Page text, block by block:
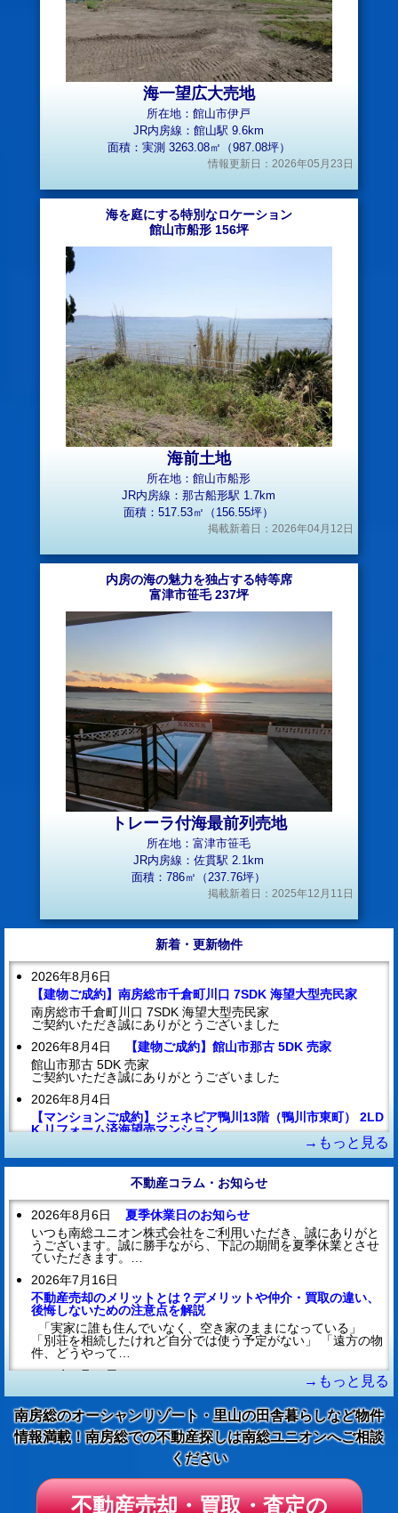
海一望広大売地
所在地：館山市伊戸
JR内房線：館山駅 9.6km
面積：実測 3263.08㎡（987.08坪）
情報更新日：2026年05月23日
海を庭にする特別なロケーション
館山市船形 156坪
海前土地
所在地：館山市船形
JR内房線：那古船形駅 1.7km
面積：517.53㎡（156.55坪）
掲載新着日：2026年04月12日
内房の海の魅力を独占する特等席
富津市笹毛 237坪
トレーラ付海最前列売地
所在地：富津市笹毛
JR内房線：佐貫駅 2.1km
面積：786㎡（237.76坪）
掲載新着日：2025年12月11日
新着・更新物件
2026年8月6日
【建物ご成約】南房総市千倉町川口 7SDK 海望大型売民家
南房総市千倉町川口 7SDK 海望大型売民家
ご契約いただき誠にありがとうございました
2026年8月4日
【建物ご成約】館山市那古 5DK 売家
館山市那古 5DK 売家
ご契約いただき誠にありがとうございました
2026年8月4日
【マンションご成約】ジェネピア鴨川13階（鴨川市東町） 2LD
K リフォーム済海望売マンション
ジェネピア鴨川13階（鴨川市東町） 2LDK リフォーム済海望売
マンション
【マンション新着】アレーヌ白浜 1DK 海一望売リゾートマン
ション
アレーヌ白浜 1DK 海一望売リゾートマンション
家族で楽しむマリンレジャーの拠点として
2026年8月2日
【マンション新着】ブランコスタ白浜 1LDK 海前売リゾートマ
ンション
ブランコスタ白浜 1LDK 海前売リゾートマンション
ペットと暮らせる南房総のオーシャンリゾート
【建物ご成約】館山市藤原（ラ・コスタ館山） 1LDK＋地下倉
庫 海遠望売別荘
館山市藤原（ラ・コスタ館山内） 1LDK＋地下倉庫 売別荘
ご契約いただき誠にありがとうございました
【建物新着】鴨川市南小町 4LDK 売家
鴨川市南小町 4LDK 売家
田園や里山に囲まれた安らぎの環境
→もっと見る
不動産コラム・お知らせ
2026年8月6日
夏季休業日のお知らせ
いつも南総ユニオン株式会社をご利用いただき、誠にありがと
うございます。誠に勝手ながら、下記の期間を夏季休業とさせ
ていただきます。…
2026年7月16日
不動産売却のメリットとは？デメリットや仲介・買取の違い、
後悔しないための注意点を解説
「実家に誰も住んでいなく、空き家のままになっている」
「別荘を相続したけれど自分では使う予定がない」 「遠方の物
件、どうやって…
2026年5月23日
不動産売却はシミュレーションが重要｜手取りを把握して失敗
を防ぐ方法
「不動産を売ったら、そのまま全部が利益になる」そんなイ
メージを持っていませんか？ 「手元にいくら残るか分からな
い…
不動産売却の方法を徹底解説！初めてでも失敗しないためのポ
イントを解説
→もっと見る
南房総のオーシャンリゾート・里山の田舎暮らしなど物件
情報満載！南房総での不動産探しは南総ユニオンへご相談
ください
不動産売却・買取・査定の